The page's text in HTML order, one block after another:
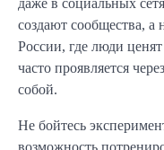
даже в социальных
создают сообщества,
России, где люди
часто проявляется
собой.
Не бойтесь